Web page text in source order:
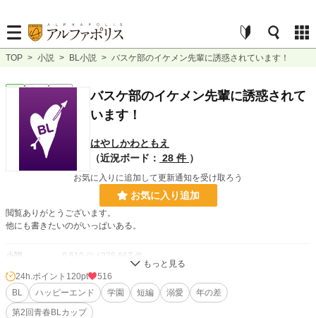
TOP > 小説 > BL小説 > バスケ部のイケメン先輩に誘惑されています！
BL 完結 短編
バスケ部のイケメン先輩に誘惑されて
います！
はやしかわともえ
（近況ボード： 28 件 ）
お気に入りに追加して更新通知を受け取ろう
お気に入り追加
閲覧ありがとうございます。
他にも書きたいのがいっぱいある。
小説 9,510 位 / 228,667 件
BL 1,986 位 / 31,396 件
お気に入り 69
24h.ポイント 120pt
516
BL
ハッピーエンド 学園 短編 溺愛
年の差
第2回青春BLカップ